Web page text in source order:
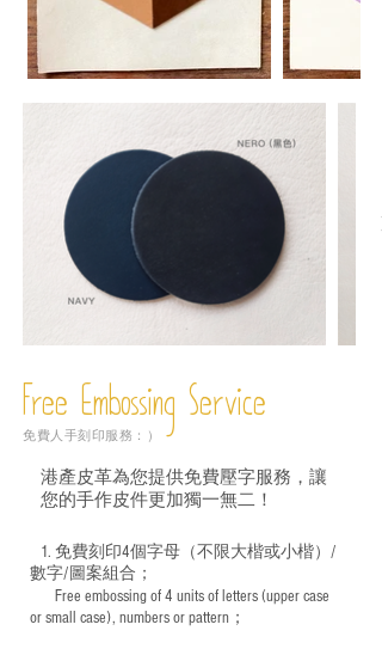
Free Embossing Service
免費人手刻印服務：）
港產皮革為您提供免費壓字服務，讓
您的手作皮件更加獨一無二！
1. 免費刻印4個字母（不限大楷或小楷）/
數字/圖案組合；
Free embossing of 4 units of letters (upper case
or small case), numbers or pattern；